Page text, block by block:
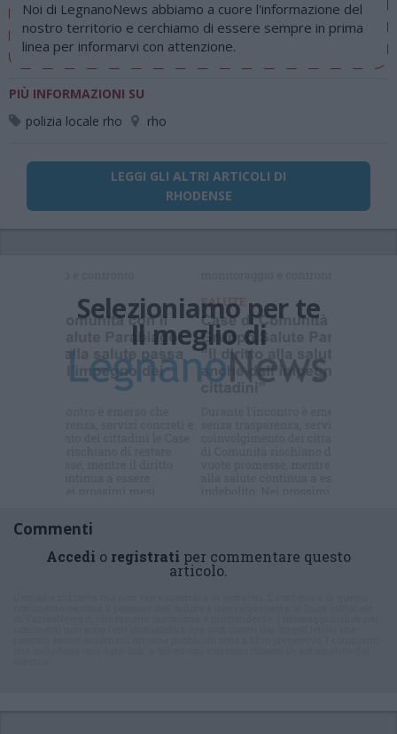
Noi di LegnanoNews abbiamo a cuore l'informazione del
nostro territorio e cerchiamo di essere sempre in prima
linea per informarvi con attenzione.
PIÙ INFORMAZIONI SU
polizia locale rho
rho
LEGGI GLI ALTRI ARTICOLI DI
RHODENSE
Selezioniamo per te
Il meglio di
Iscriviti alla
newsletter
Commenti
Accedi o registrati per commentare questo
articolo.